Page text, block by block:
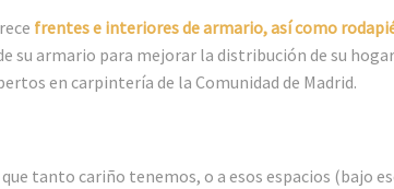
frentes e interiores de armario, así como
su armario para mejorar la distribución de su
en carpintería de la Comunidad de Madrid.
tanto cariño tenemos, o a esos espacios (bajo